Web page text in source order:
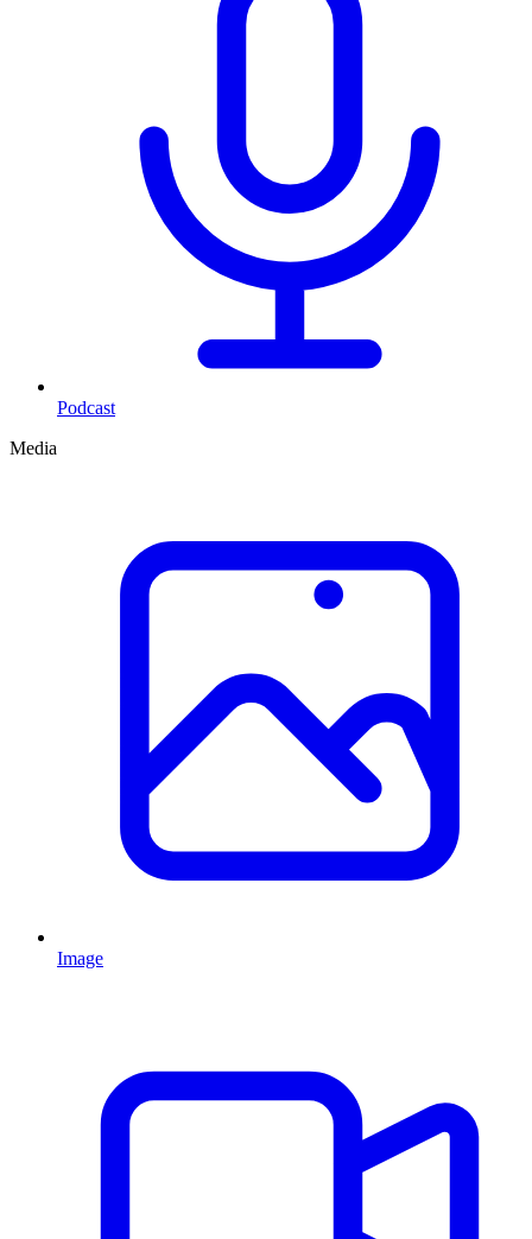
Podcast
Media
Image